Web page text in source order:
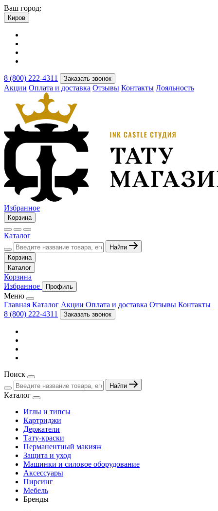
Ваш город:
Киров
8 (800) 222-4311 Заказать звонок
Акции Оплата и доставка Отзывы Контакты Лояльность
Избранное
Корзина
Каталог
Найти
Корзина
Каталог
Корзина
Избранное
Профиль
Меню
Главная Каталог Акции Оплата и доставка Отзывы Контакты
8 (800) 222-4311
Заказать звонок
Поиск
Найти
Каталог
Иглы и типсы
Картриджи
Держатели
Тату-краски
Перманентный макияж
Защита и уход
Машинки и силовое оборудование
Аксессуары
Пирсинг
Мебель
Бренды